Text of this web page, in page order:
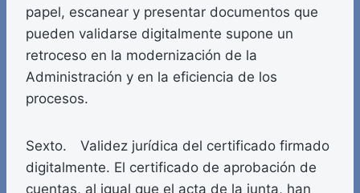
papel, escanear y presentar documentos que
pueden validarse digitalmente supone un
retroceso en la modernización de la
Administración y en la eficiencia de los
procesos.
Sexto. Validez jurídica del certificado firmado
digitalmente. El certificado de aprobación de
cuentas, al igual que el acta de la junta, han